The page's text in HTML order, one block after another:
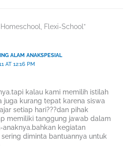
Flexi-School”
ALAM ANAKSPESIAL
AT 12:16 PM
kalau kami memilih istilah
juga kurang tepat karena siswa
setiap hari???dan pihak
memiliki tanggung jawab dalam
anaknya.bahkan kegiatan
diminta bantuannya untuk